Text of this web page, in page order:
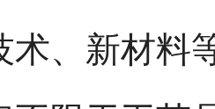
术、新材料